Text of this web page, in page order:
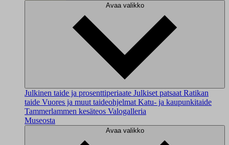
Avaa valikko
Julkinen taide ja prosenttiperiaate Julkiset patsaat Ratikan
taide Vuores ja muut taideohjelmat Katu- ja kaupunkitaide
Tammerlammen kesäteos Valogalleria
Museosta
Avaa valikko